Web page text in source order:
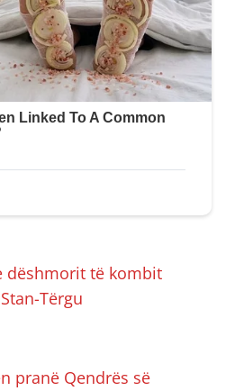
dëshmorit të kombit
Tërgu
pranë Qendrës së